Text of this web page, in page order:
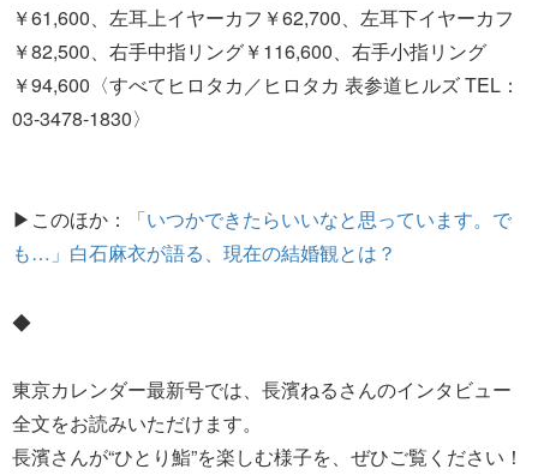
￥61,600、左耳上イヤーカフ￥62,700、左耳下イヤーカフ
￥82,500、右手中指リング￥116,600、右手小指リング
￥94,600〈すべてヒロタカ／ヒロタカ 表参道ヒルズ TEL：
03-3478-1830〉
▶このほか：
「いつかできたらいいなと思っています。で
も…」白石麻衣が語る、現在の結婚観とは？
◆
東京カレンダー最新号では、長濱ねるさんのインタビュー
全文をお読みいただけます。
長濱さんが“ひとり鮨”を楽しむ様子を、ぜひご覧ください！